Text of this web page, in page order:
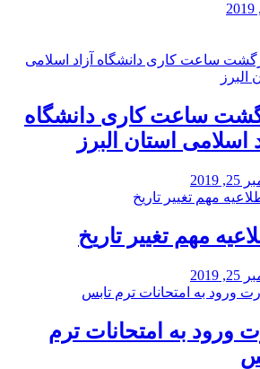
ساعت کاری دانشگاه
اسلامی استان البرز
مهم تغییر تاریخ
ورود به امتحانات ترم